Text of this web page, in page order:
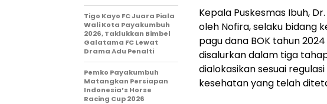
Kepala Puskesmas Ibuh,
oleh Nofira, selaku bidang
pagu dana BOK tahun
disalurkan dalam tiga
dialokasikan sesuai
kesehatan yang telah
Tigo Kayo FC Juara Piala
Wali Kota Payakumbuh
2026, Taklukkan Bimbel
Galatama FC Lewat
Drama Adu Penalti
Pemko Payakumbuh
Matangkan Persiapan
Indonesia’s Horse
Racing Cup 2026